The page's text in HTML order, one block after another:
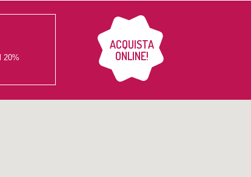
20%
ACQUISTA
ONLINE!